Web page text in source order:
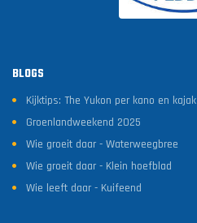
BLOGS
Kijktips: The Yukon per kano en kajak
Groenlandweekend 2025
Wie groeit daar - Waterweegbree
Wie groeit daar - Klein hoefblad
Wie leeft daar - Kuifeend